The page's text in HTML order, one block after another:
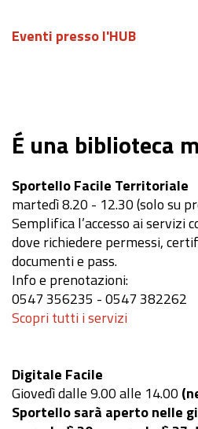
Eventi presso l'HUB
É una biblioteca
Sportello Facile Territoriale
martedì 8.20 - 12.30 (solo su
Semplifica l’accesso ai servizi
dove richiedere permessi,
documenti e pass.
Info e prenotazioni:
0547 356235 - 0547 382262
Scopri tutti i servizi
Digitale Facile
Giovedì dalle 9.00 alle 14.00
Sportello sarà aperto nelle